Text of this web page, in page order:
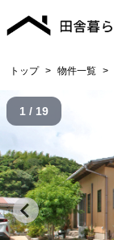
トップ > 物件一覧 >
1 / 19